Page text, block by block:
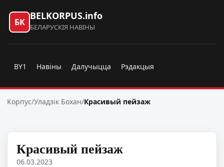
БК
BELKORPUS.info
БЕЛАРУСКІЯ НАВІНЫ
BY1 Навіны Далучыцца Рэдакцыя
Корпус/Уладзік Бохан/Красивый пейзаж
Красивый пейзаж
06.03.2023